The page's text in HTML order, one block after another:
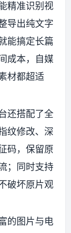
精准识别视
导出纯文字
能搞定长篇
成本，自媒
材都超适
还搭配了全
纹修改、深
码，保留原
；同时支持
破坏原片观
的图片与电